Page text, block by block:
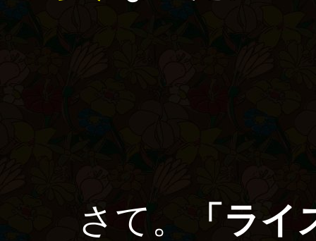
さて。
「ライ